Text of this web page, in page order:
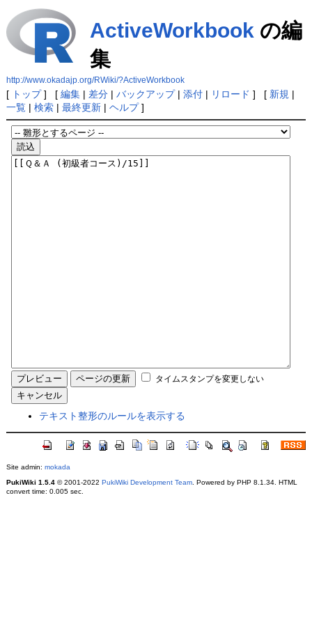
ActiveWorkbook の編
集
http://www.okadajp.org/RWiki/?ActiveWorkbook
[ トップ] [ 編集| 差分| バックアップ| 添付| リロード ] [ 新規 |
一覧| 検索| 最終更新| ヘルプ]
タイムスタンプを変更しない
テキスト整形のルールを表示する
Site admin: mokada
PukiWiki 1.5.4© 2001-2022 PukiWiki Development Team. Powered by PHP 8.1.34. HTML
convert time: 0.005 sec.